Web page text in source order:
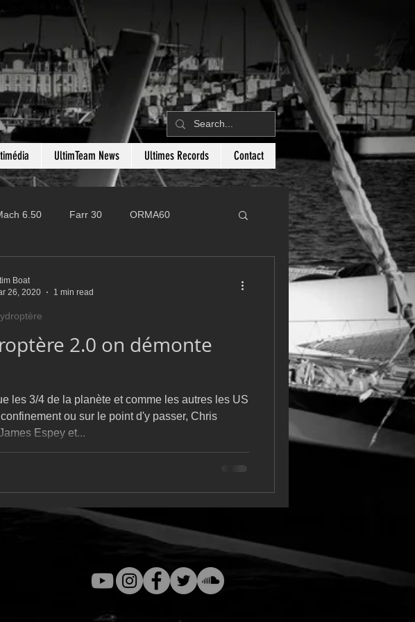
UltimTeam News Ultimes Records Contact
6.50 Farr 30 ORMA60
2.0 on démonte
les 3/4 de la planète et comme les autres les US
ou sur le point d'y passer, Chris
Espey et...
Boat
26, 2020
1 min read